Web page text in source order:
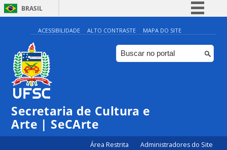
BRASIL
Simplifique!
Comunica BR
Participe
ACESSIBILIDADE ALTO CONTRASTE MAPA DO SITE
Secretaria de Cultura e
Arte | SeCArte
Área Restrita Administradores do Site